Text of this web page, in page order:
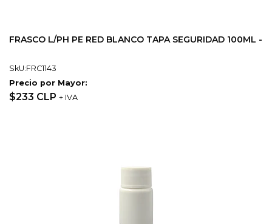
FRASCO L/PH PE RED BLANCO TAPA SEGURIDAD 100ML -
SkU:FRC1143
Precio por Mayor:
$233 CLP + IVA